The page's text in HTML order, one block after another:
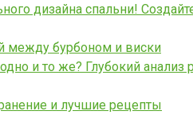
дизайна спальни!
между бурбоном и виски
и то же? Глубокий анализ
и лучшие рецепты